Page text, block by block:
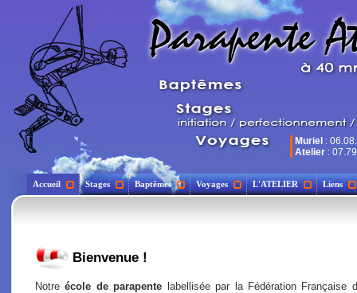
Muriel :
Atelier :
Accueil Stages Baptêmes Voyages L'ATELIER Liens
Bienvenue !
Notreécole de parapente labellisée par la Fédération Française